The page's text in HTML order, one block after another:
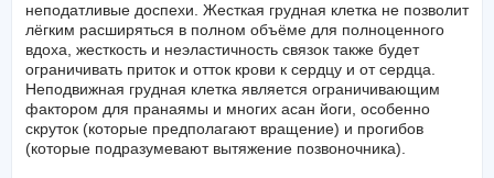
неподатливые доспехи. Жесткая грудная клетка не позволит
лёгким расширяться в полном объёме для полноценного
вдоха, жесткость и неэластичность связок также будет
ограничивать приток и отток крови к сердцу и от сердца.
Неподвижная грудная клетка является ограничивающим
фактором для пранаямы и многих асан йоги, особенно
скруток (которые предполагают вращение) и прогибов
(которые подразумевают вытяжение позвоночника).